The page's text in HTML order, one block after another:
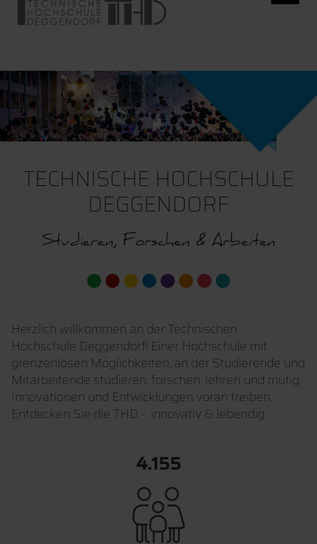
TECHNISCHE HOCHSCHULE
DEGGENDORF
Studieren, Forschen & Arbeiten
Herzlich willkommen an der Technischen
Hochschule Deggendorf! Einer Hochschule mit
grenzenlosen Möglichkeiten, an der Studierende und
Mitarbeitende studieren, forschen, lehren und mutig
Innovationen und Entwicklungen voran treiben.
Entdecken Sie die THD - innovativ & lebendig.
6.297